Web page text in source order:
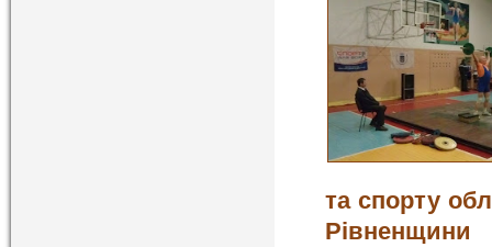
та спорту